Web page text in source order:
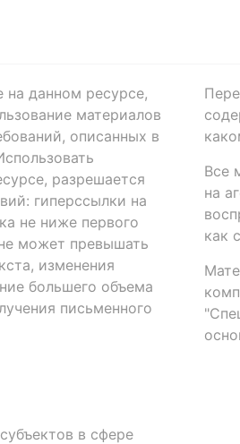
на данном ресурсе,
материалов
описанных в
разрешается
гиперссылки на
не ниже первого
может превышать
изменения
большего объема
письменного
в сфере
Все
на
как